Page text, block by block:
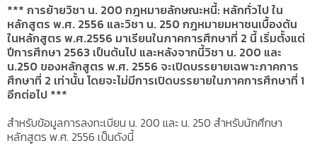
*** การย้ายวิชา น. 200 กฎหมายลักษณะหนี้: หลักทั่วไป ใน
หลักสูตร พ.ศ. 2556 และวิชา น. 250 กฎหมายมหาชนเบื้องต้น
ในหลักสูตร พ.ศ.2556 มาเรียนในภาคการศึกษาที่ 2 นี้ เริ่มตั้งแต่
ปีการศึกษา 2563 เป็นต้นไป และหลังจากนี้วิชา น. 200 และ
น.250 ของหลักสูตร พ.ศ. 2556 จะเปิดบรรยายเฉพาะภาคการ
ศึกษาที่ 2 เท่านั้น โดยจะไม่มีการเปิดบรรยายในภาคการศึกษาที่ 1
อีกต่อไป ***
สำหรับข้อมูลการลงทะเบียน น. 200 และ น. 250 สำหรับนักศึกษา
หลักสูตร พ.ศ. 2556 เป็นดังนี้